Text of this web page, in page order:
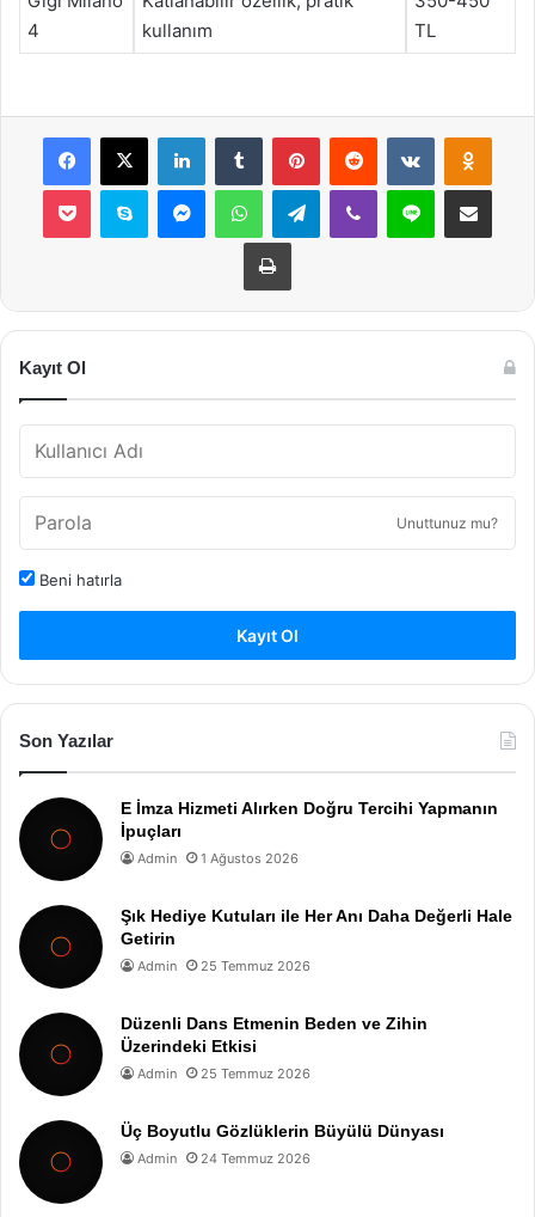
4
kullanım
TL
Facebook
X LinkedInTumblr PinterestReddit VKontakte
Pocket Skype MessengerWhatsAppTelegramViber Line E-Posta ile
Yazdır
Kayıt Ol
Unuttunuz mu?
Beni hatırla
Kayıt Ol
Son Yazılar
E İmza Hizmeti Alırken Doğru Tercihi Yapmanın
İpuçları
Admin 1 Ağustos 2026
Şık Hediye Kutuları ile Her Anı Daha Değerli Hale
Getirin
Admin 25 Temmuz 2026
Düzenli Dans Etmenin Beden ve Zihin
Üzerindeki Etkisi
Admin 25 Temmuz 2026
Üç Boyutlu Gözlüklerin Büyülü Dünyası
Admin 24 Temmuz 2026